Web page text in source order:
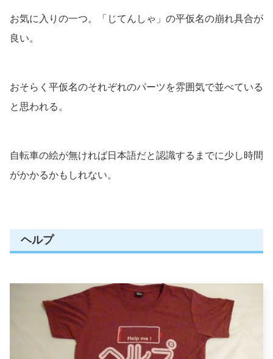
お気に入りの一つ。「じてんしゃ」の平仮名の崩れ具合が
良い。
おそらく平仮名のそれぞれのパーツを雰囲気で並べている
と思われる。
自転車の絵が無ければ日本語だと認識するまでに少し時間
がかかるかもしれない。
ヘルプ